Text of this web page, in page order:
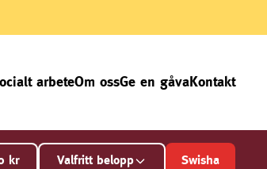
arbeteOm ossGe en gåvaKontakt
kr Valfritt belopp Swisha